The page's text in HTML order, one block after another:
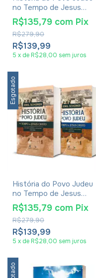
no Tempo de Jesus
Cristo - Emil Schürer -
Coleção Vol. 1 e 2
R$139,99
R$279,90
R$135,79 com Pix
5 x de R$28,00 sem juros
Esgotado
História do Povo Judeu
no Tempo de Jesus
Cristo - Emil Schürer -
Coleção Vol. 3 e 4
R$139,99
R$279,90
R$135,79 com Pix
5 x de R$28,00 sem juros